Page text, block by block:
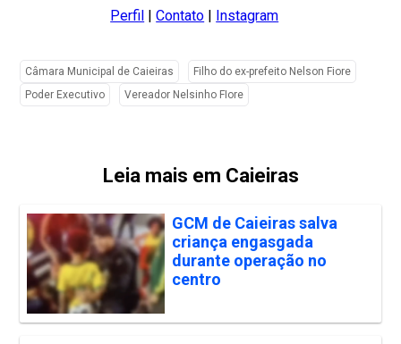
Perfil |Contato Instagram
Câmara Municipal de Caieiras
Filho do ex-prefeito Nelson Fiore
Poder Executivo
Vereador Nelsinho FIore
Leia mais em Caieiras
GCM de Caieiras salva
criança engasgada
durante operação no
centro